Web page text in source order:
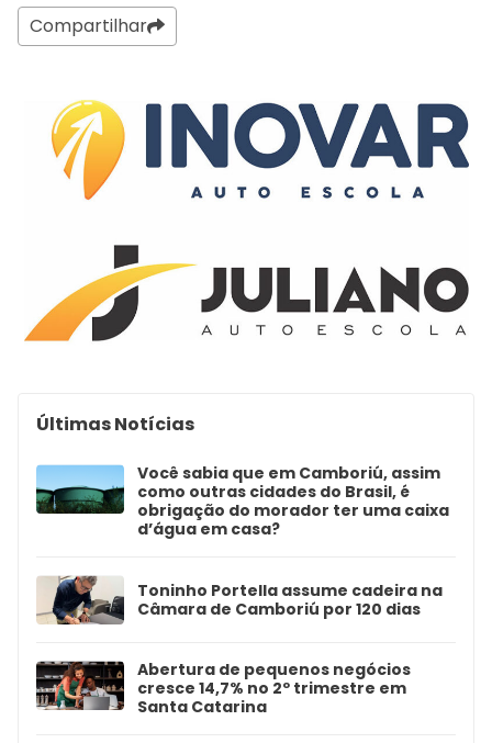
Compartilhar
Últimas Notícias
Você sabia que em Camboriú, assim
como outras cidades do Brasil, é
obrigação do morador ter uma caixa
d’água em casa?
Toninho Portella assume cadeira na
Câmara de Camboriú por 120 dias
Abertura de pequenos negócios
cresce 14,7% no 2º trimestre em
Santa Catarina